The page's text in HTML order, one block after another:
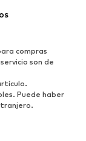
compras
son de
Puede haber